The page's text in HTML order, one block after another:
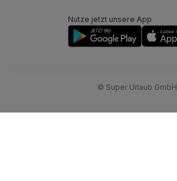
Nutze jetzt unsere App
© Super Urlaub GmbH